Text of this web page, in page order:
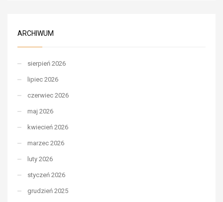
ARCHIWUM
sierpień 2026
lipiec 2026
czerwiec 2026
maj 2026
kwiecień 2026
marzec 2026
luty 2026
styczeń 2026
grudzień 2025